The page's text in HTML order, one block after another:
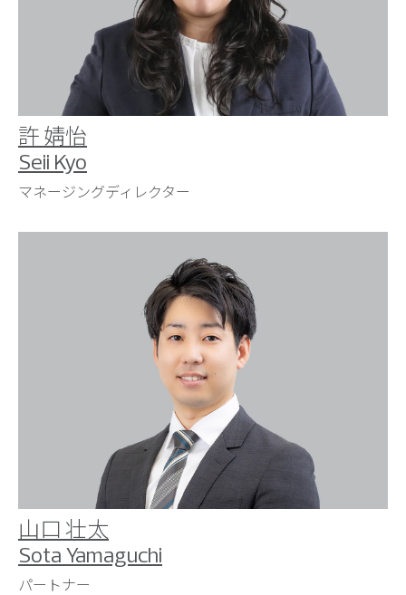
許 婧怡
Seii Kyo
マネージングディレクター
山口 壮太
Sota Yamaguchi
パートナー